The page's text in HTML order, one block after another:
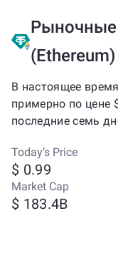
Рыночные
(Ethereum)
В настоящее
примерно по цене
последние семь
Today’s Price
$ 0.99
Market Cap
$ 183.4B